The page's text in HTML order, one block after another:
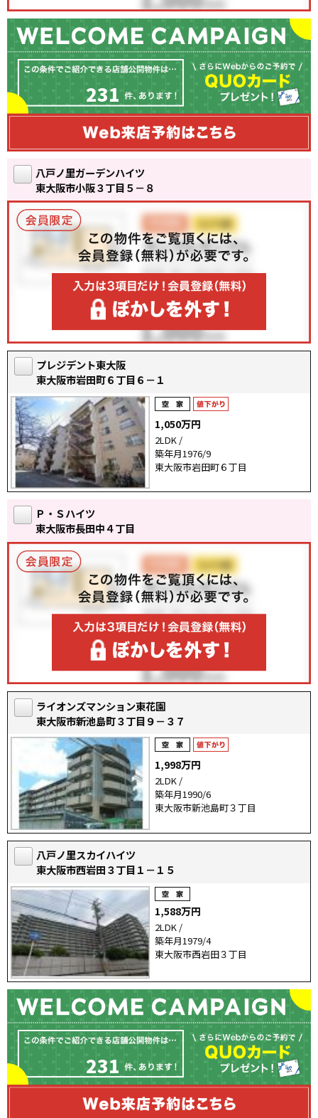
231
八戸ノ里ガーデンハイツ
東大阪市小阪３丁目５－８
プレジデント東大阪
東大阪市岩田町６丁目６－１
1,050万円
2LDK /
築年月1976/9
東大阪市岩田町６丁目
Ｐ・Ｓハイツ
東大阪市長田中４丁目
ライオンズマンション東花園
東大阪市新池島町３丁目９－３７
1,998万円
2LDK /
築年月1990/6
東大阪市新池島町３丁目
八戸ノ里スカイハイツ
東大阪市西岩田３丁目１－１５
1,588万円
2LDK /
築年月1979/4
東大阪市西岩田３丁目
231